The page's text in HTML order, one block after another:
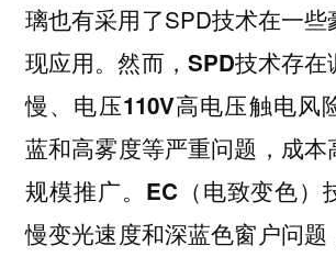
璃也有采用了SPD技术在一些
现应用。然而， SPD技术存
慢、电压110V高电压触电风
蓝和高雾度等严重问题，成本
规模推广。 EC（电致变色）
慢变光速度和深蓝色窗户问